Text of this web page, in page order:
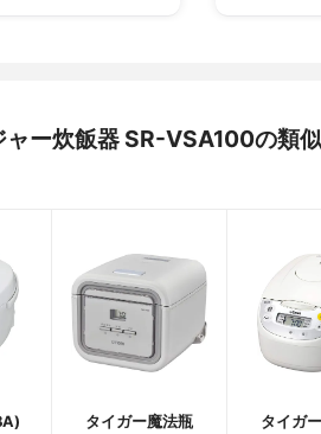
ー炊飯器 SR-VSA100の類
タイガー魔法瓶
タイガ